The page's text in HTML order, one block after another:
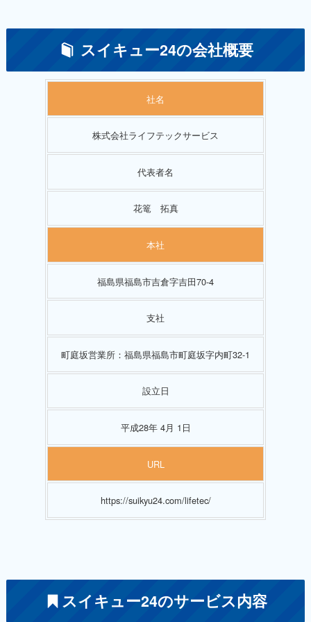
スイキュー24の会社概要
社名
株式会社ライフテックサービス
代表者名
花篭 拓真
本社
福島県福島市吉倉字吉田70-4
支社
町庭坂営業所：福島県福島市町庭坂字内町32-1
設立日
平成28年 4月 1日
URL
https://suikyu24.com/lifetec/
スイキュー24のサービス内容